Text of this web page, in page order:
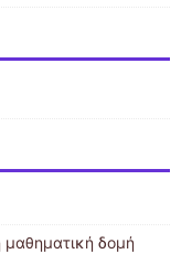
μαθηματική δομή